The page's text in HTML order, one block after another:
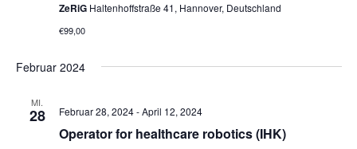
ZeRiG Haltenhoffstraße 41, Hannover, Deutschland
€99,00
Februar 2024
MI.
28
Operator for healthcare robotics (IHK)
Februar 28, 2024-April 12, 2024